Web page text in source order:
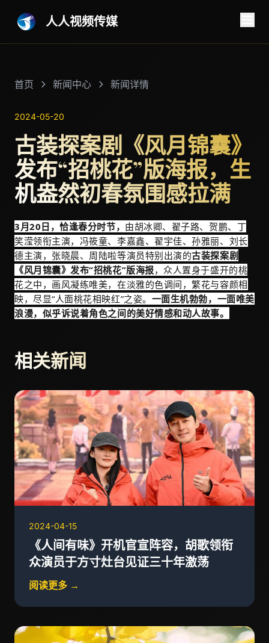
人人视频传媒
首页 新闻中心 新闻详情
2024-05-20
古装探案剧《风月锦囊》
发布“招桃花”版海报，生
机盎然初春氛围感拉满
3月20日，恰逢春分时节， 由胡冰卿、翟子路、贺鹏、丁
笑滢领衔主演，冯筱童、李嘉鑫、翟宇佳、孙雅丽、刘长
德主演，张晓晨、周陆啦等演员特别出演的古装探案剧
《风月锦囊》发布“招桃花”版海报，众人置身于盛开的桃
花之中，画风凝练唯美，在淡雅的色调间，繁花与容颜相
映，尽显“人面桃花相映红”之姿。 一面生机勃勃，一面唯美
浪漫，似乎诉说着角色之间的美好情感和动人故事。
相关新闻
2024-04-15
《人间有味》开机官宣阵容，胡歌领衔
众演员于方寸灶台见证三十年激荡
阅读更多 →